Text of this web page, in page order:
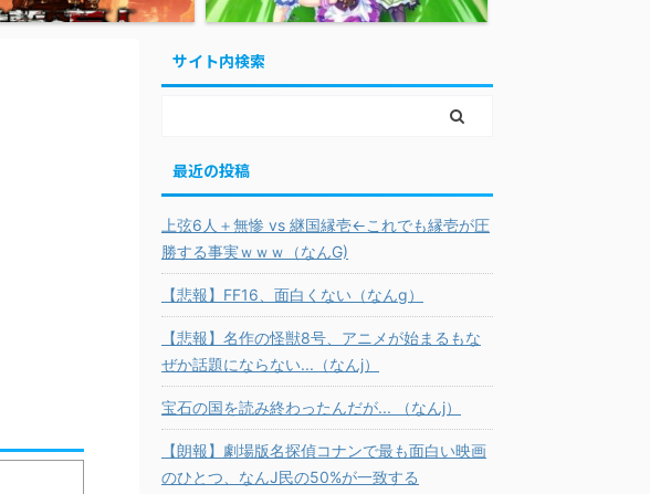
サイト内検索
最近の投稿
上弦6人＋無惨 vs 継国縁壱←これでも縁壱が圧
勝する事実ｗｗｗ（なんG)
【悲報】FF16、面白くない（なんg）
【悲報】名作の怪獣8号、アニメが始まるもな
ぜか話題にならない...（なんj）
宝石の国を読み終わったんだが... （なんj）
【朗報】劇場版名探偵コナンで最も面白い映画
のひとつ、なんJ民の50%が一致する